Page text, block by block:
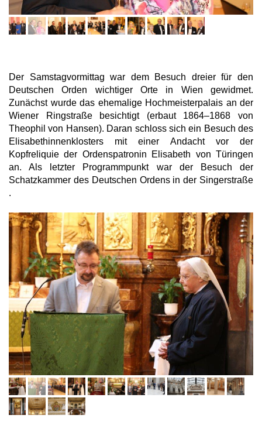
Der Samstagvormittag war dem Besuch dreier für den
Deutschen Orden wichtiger Orte in Wien gewidmet.
Zunächst wurde das ehemalige Hochmeisterpalais an der
Wiener Ringstraße besichtigt (erbaut 1864–1868 von
Theophil von Hansen). Daran schloss sich ein Besuch des
Elisabethinnenklosters mit einer Andacht vor der
Kopfreliquie der Ordenspatronin Elisabeth von Türingen
an. Als letzter Programmpunkt war der Besuch der
Schatzkammer des Deutschen Ordens in der Singerstraße
.